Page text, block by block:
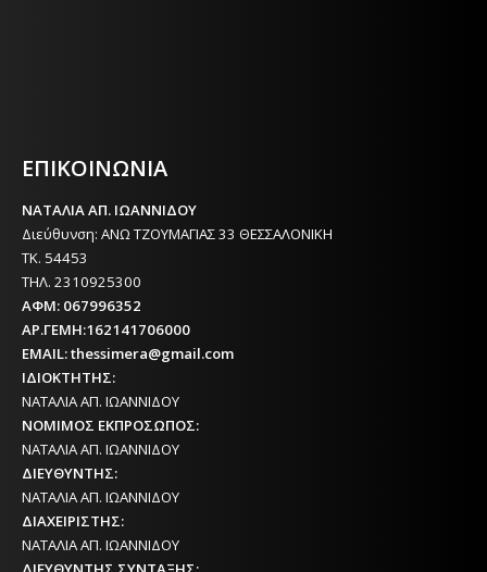
ΕΠΙΚΟΙΝΩΝΙΑ
ΝΑΤΑΛΙΑ ΑΠ. ΙΩΑΝΝΙΔΟΥ
Διεύθυνση: ΑΝΩ ΤΖΟΥΜΑΓΙΑΣ 33 ΘΕΣΣΑΛΟΝΙΚΗ
ΤΚ. 54453
ΤΗΛ. 2310925300
ΑΦΜ: 067996352
ΑΡ.ΓΕΜΗ:162141706000
EMAIL: thessimera@gmail.com
ΙΔΙΟΚΤΗΤΗΣ:
ΝΑΤΑΛΙΑ ΑΠ. ΙΩΑΝΝΙΔΟΥ
ΝΟΜΙΜΟΣ ΕΚΠΡΟΣΩΠΟΣ:
ΝΑΤΑΛΙΑ ΑΠ. ΙΩΑΝΝΙΔΟΥ
ΔΙΕΥΘΥΝΤΗΣ:
ΝΑΤΑΛΙΑ ΑΠ. ΙΩΑΝΝΙΔΟΥ
ΔΙΑΧΕΙΡΙΣΤΗΣ:
ΝΑΤΑΛΙΑ ΑΠ. ΙΩΑΝΝΙΔΟΥ